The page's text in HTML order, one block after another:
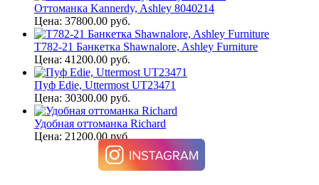
Оттоманка Kannerdy, Ashley 8040214
Цена: 37800.00 руб.
T782-21 Банкетка Shawnalore, Ashley Furniture
Цена: 41200.00 руб.
Пуф Edie, Uttermost UT23471
Цена: 30300.00 руб.
Удобная оттоманка Richard
Цена: 21200.00 руб.